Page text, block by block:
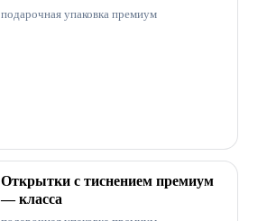
подарочная упаковка премиум
Открытки с тиснением премиум
— класса